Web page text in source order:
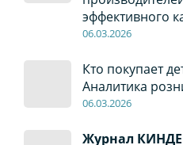
эффективного
06.03.2026
Кто покупает
Аналитика
06.03.2026
Журнал